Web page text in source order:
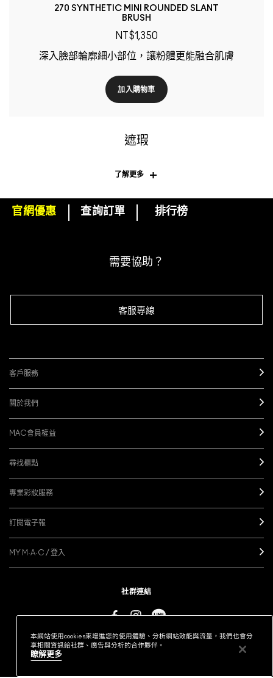
270 SYNTHETIC MINI ROUNDED SLANT
BRUSH
NT$1,350
深入臉部輪廓細小部位，讓粉體更能融合肌膚
加入購物車
遮瑕
了解更多
遮瑕產品就是可以遮蓋瑕疵的化妝品，可以均勻膚色，提亮眼部下方位
遮瑕膏有液體狀和膏狀，遮瑕範圍從輕透到極度啞光、水潤和霧面。想擁
有24小時全啞光遮瑕，可以嘗試超持妝24H遮瑕霜
高度遮瑕的遮瑕產品主要用於遮蓋紅印、暗瘡疤痕、黑斑或你想修飾的其
他瑕疵。輕透遮瑕度可以營造細緻的效果，透出你的自然肌膚。膏狀的遮
遮瑕液質地更薄，用途更廣，提供低至中等遮瑕度，可以打造啞光和緞面
效果，非常適合呈現自然妝容，同時還能隱沒小斑點或打亮黑眼圈位置。
我們推薦超持妝奢緞遮瑕精華
，這是一種輕盈、持久的遮瑕液，可以營造
遮瑕膏質地較厚，提供高度遮瑕。在你打造極致無暇妝容時，將遮瑕膏加
每種遮瑕膏都各有特色。有些遮瑕膏提具有光澤感；一些遮瑕膏提供緞面
效果，讓你的皮膚看起來更自然。 啞光遮瑕膏非常適合油性皮膚，因為
自然妝效遮瑕產品有什麽選擇？
瑕盤，一盒體驗全遮瑕、長效持久的修飾力量，讓肌膚看起來自然無暇。
下單即可挑選精美小贈品！
官網優惠 查詢訂單 排行榜
需要協助？
客服專線
客戶服務
關於我們
MAC會員權益
尋找櫃點
專業彩妝服務
訂閱電子報
MY M·A·C / 登入
社群連結
本網站使用cookies來增進您的使用體驗、分析網站效能與流量，我們也會分
享相關資訊給社群、廣告與分析的合作夥伴。
瞭解更多